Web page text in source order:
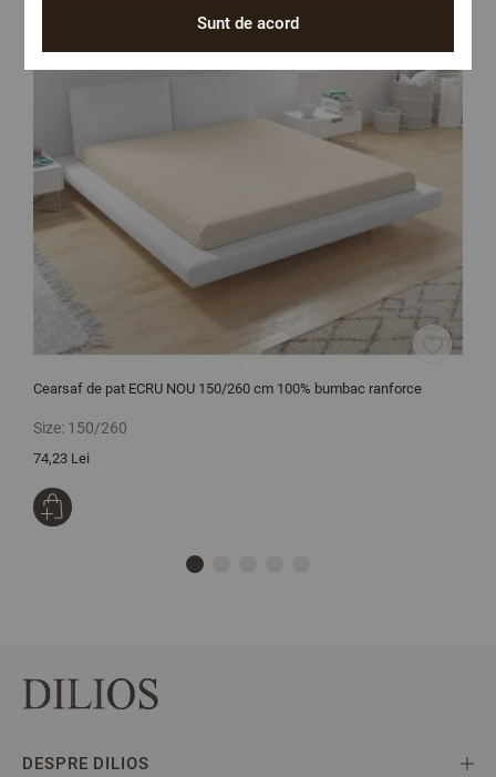
Cearsaf de pat ECRU NOU 150/260 cm 100% bumbac ranforce
Size: 150/260
74,23 Lei
DESPRE DILIOS
Sunt de acord